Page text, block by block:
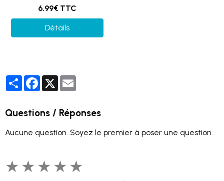
6.99€ TTC
Détails
PartagerFacebook
X
Questions / Réponses
Aucune question. Soyez le premier à poser une question.
★ ★ ★ ★ ★